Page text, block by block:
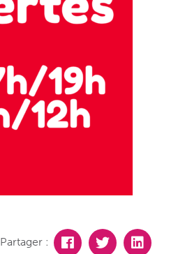
Partager :